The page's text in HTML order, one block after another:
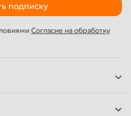
подписку
Согласие на обработку